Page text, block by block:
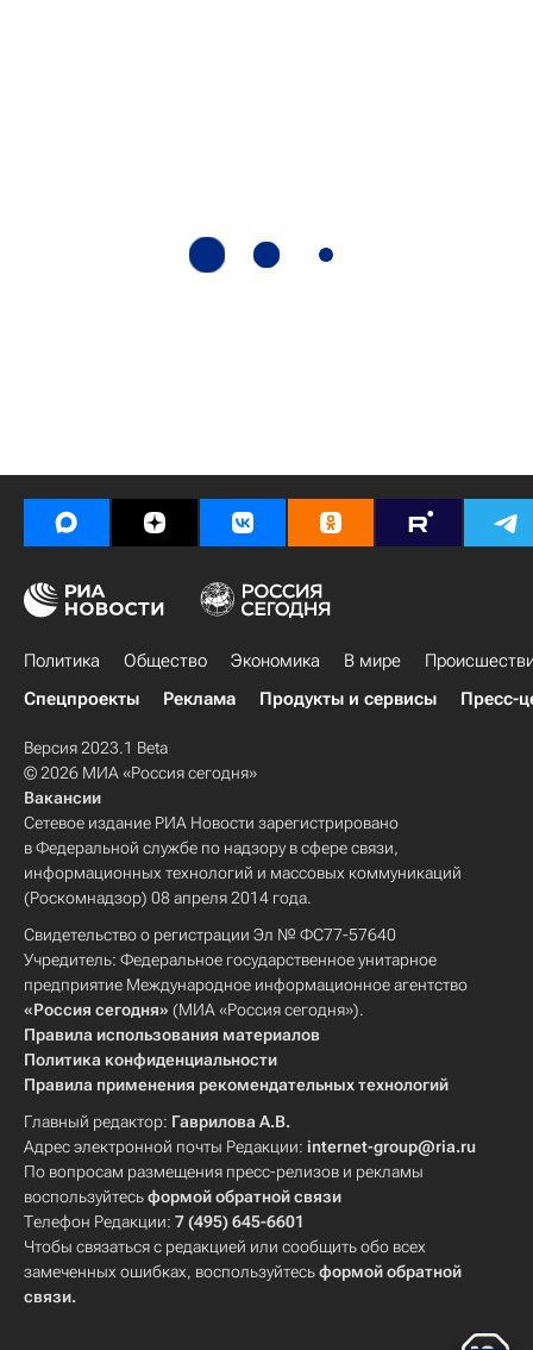
Политика Общество Экономика В мире
Спецпроекты
Реклама Продукты и сервисы Пресс-
Версия 2023.1 Beta
© 2026 МИА «Россия сегодня»
Вакансии
Сетевое издание РИА Новости зарегистрировано
в Федеральной службе по надзору в сфере связи,
информационных технологий и массовых коммуникаций
(Роскомнадзор) 08 апреля 2014 года.
Свидетельство о регистрации Эл № ФС77-57640
Учредитель: Федеральное государственное унитарное
предприятие Международное информационное агентство
«Россия сегодня» (МИА «Россия сегодня»).
Правила использования материалов
Политика конфиденциальности
Правила применения рекомендательных технологий
Главный редактор: Гаврилова А.В.
Адрес электронной почты Редакции: internet-group@ria.ru
По вопросам размещения пресс-релизов и рекламы
воспользуйтесьформой обратной связи
Телефон Редакции: 7 (495) 645-6601
Чтобы связаться с редакцией или сообщить обо всех
замеченных ошибках, воспользуйтесьформой обратной
связи.